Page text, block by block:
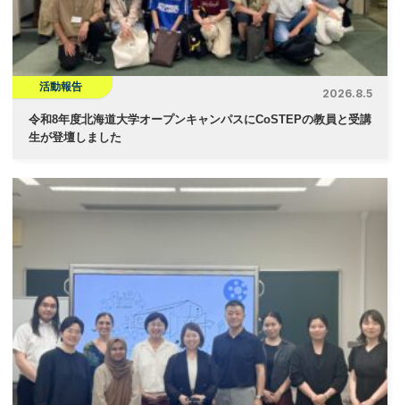
活動報告
2026.8.5
令和8年度北海道大学オープンキャンパスにCoSTEPの教員と受講
生が登壇しました